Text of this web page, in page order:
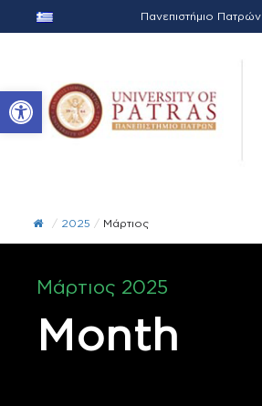
Ανοίξτε τη γραμμή εργαλείων
Πανεπιστήμιο Πατρών
/ 2025 / Μάρτιος
Μάρτιος 2025
Month